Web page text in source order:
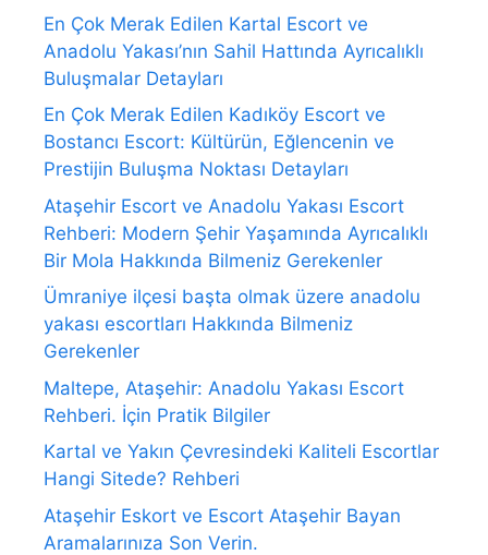
En Çok Merak Edilen Kartal Escort ve
Anadolu Yakası’nın Sahil Hattında Ayrıcalıklı
Buluşmalar Detayları
En Çok Merak Edilen Kadıköy Escort ve
Bostancı Escort: Kültürün, Eğlencenin ve
Prestijin Buluşma Noktası Detayları
Ataşehir Escort ve Anadolu Yakası Escort
Rehberi: Modern Şehir Yaşamında Ayrıcalıklı
Bir Mola Hakkında Bilmeniz Gerekenler
Ümraniye ilçesi başta olmak üzere anadolu
yakası escortları Hakkında Bilmeniz
Gerekenler
Maltepe, Ataşehir: Anadolu Yakası Escort
Rehberi. İçin Pratik Bilgiler
Kartal ve Yakın Çevresindeki Kaliteli Escortlar
Hangi Sitede? Rehberi
Ataşehir Eskort ve Escort Ataşehir Bayan
Aramalarınıza Son Verin.